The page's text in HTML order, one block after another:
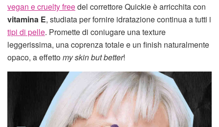
vegan e cruelty freedel correttore Quickie è arricchita con
vitamina E, studiata per fornire idratazione continua a tutti i
tipi di pelle. Promette di coniugare una texture
leggerissima, una coprenza totale e un finish naturalmente
opaco, a effettomy skin but better!